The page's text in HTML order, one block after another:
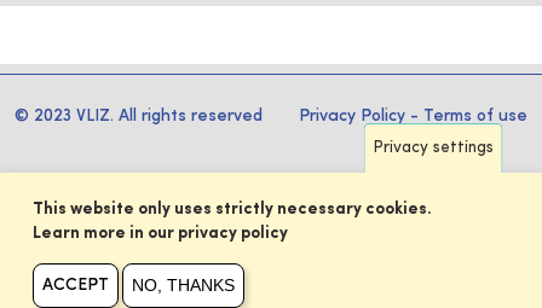
© 2023 VLIZ. All rights reserved Privacy Policy - Terms of use
Privacy settings
This website only uses strictly necessary cookies.
Learn more in our privacy policy
ACCEPT NO, THANKS